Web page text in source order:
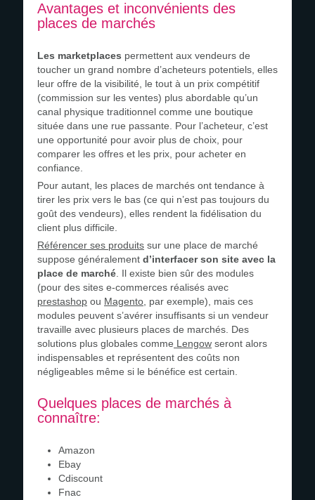
Avantages et inconvénients des
places de marchés
Les marketplaces permettent aux vendeurs de
toucher un grand nombre d’acheteurs potentiels, elles
leur offre de la visibilité, le tout à un prix compétitif
(commission sur les ventes) plus abordable qu’un
canal physique traditionnel comme une boutique
située dans une rue passante. Pour l’acheteur, c’est
une opportunité pour avoir plus de choix, pour
comparer les offres et les prix, pour acheter en
confiance.
Pour autant, les places de marchés ont tendance à
tirer les prix vers le bas (ce qui n’est pas toujours du
goût des vendeurs), elles rendent la fidélisation du
client plus difficile.
Référencer ses produits sur une place de marché
suppose généralement d’interfacer son site avec la
place de marché . Il existe bien sûr des modules
(pour des sites e-commerces réalisés avec
prestashop ou Magento , par exemple), mais ces
modules peuvent s’avérer insuffisants si un vendeur
travaille avec plusieurs places de marchés. Des
solutions plus globales comme Lengow seront alors
indispensables et représentent des coûts non
négligeables même si le bénéfice est certain.
Quelques places de marchés à
connaître:
Amazon
Ebay
Cdiscount
Fnac